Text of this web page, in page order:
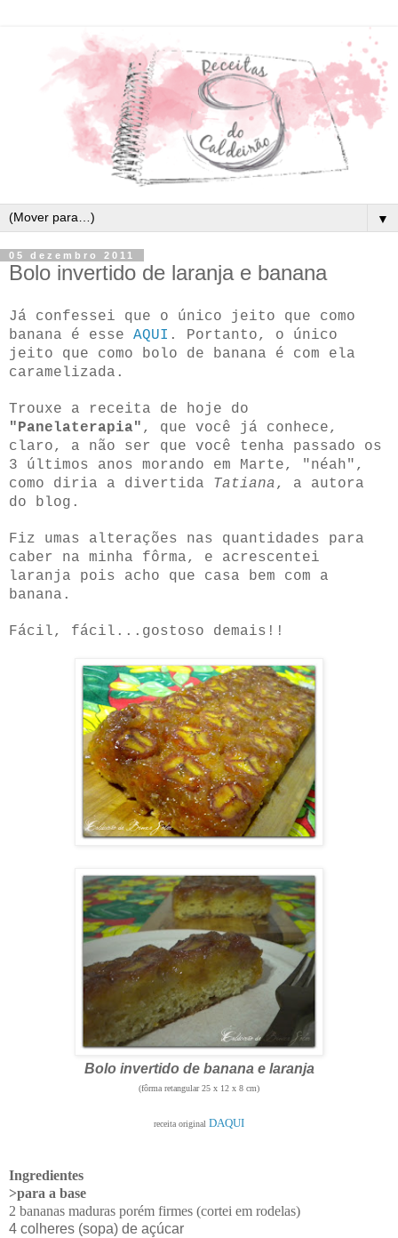
▼
05 dezembro 2011
Bolo invertido de laranja e banana
Já confessei que o único jeito que como
banana é esse AQUI . Portanto, o único
jeito que como bolo de banana é com ela
caramelizada.
Trouxe a receita de hoje do
"Panelaterapia" , que você já conhece,
claro, a não ser que você tenha passado os
3 últimos anos morando em Marte, "néah",
como diria a divertida Tatiana, a autora
do blog.
Fiz umas alterações nas quantidades para
caber na minha fôrma, e acrescentei
laranja pois acho que casa bem com a
banana.
Fácil, fácil...gostoso demais!!
Bolo invertido de banana e laranja
(fôrma retangular 25 x 12 x 8 cm)
receita original DAQUI
Ingredientes
>para a base
2 bananas maduras porém firmes (cortei em rodelas)
4 colheres (sopa) de açúcar